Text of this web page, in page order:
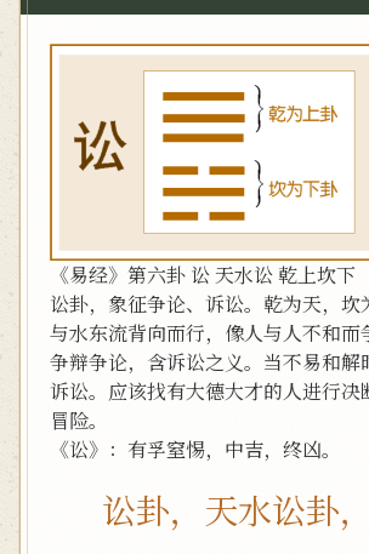
《易经》第六卦 讼 天水讼 乾上坎下
讼卦，象征争论、诉讼。乾为天，坎
与水东流背向而行，像人与人不和而
争辩争论，含诉讼之义。当不易和解
诉讼。应该找有大德大才的人进行决
冒险。
《讼》：有孚窒惕，中吉，终凶。
讼卦，天水讼卦